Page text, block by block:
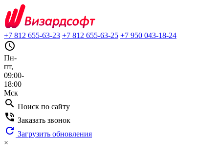
+7 812 655-63-23 +7 812 655-63-25 +7 950 043-18-24
query_builder
Пн-
пт,
09:00-
18:00
Мск
search Поиск по сайту
phone_in_talk Заказать звонок
refresh Загрузить обновления
×